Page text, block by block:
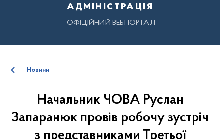
адміністрація
ОФІЦІЙНИЙ ВЕБПОРТАЛ
Новини
Начальник ЧОВА Руслан
Запаранюк провів робочу зустріч
з представниками Третьої